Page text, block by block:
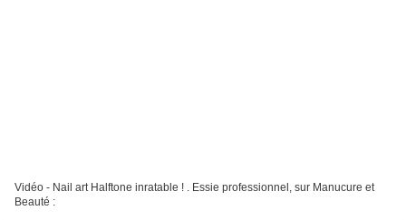
Vidéo - Nail art Halftone inratable ! . Essie professionnel, sur Manucure et
Beauté :